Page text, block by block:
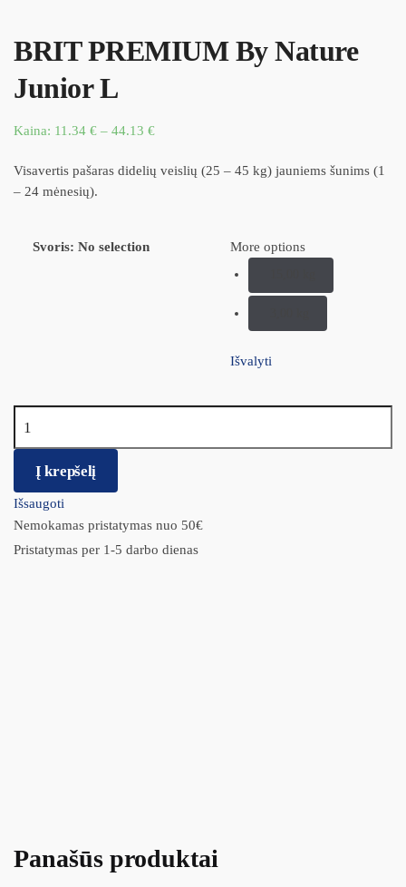
BRIT PREMIUM By Nature
Junior L
Kaina: 11.34 € – 44.13 €
Visavertis pašaras didelių veislių (25 – 45 kg) jauniems šunims (1
– 24 mėnesių).
Svoris: No selection More options
Išvalyti
Į krepšelį
Išsaugoti
Nemokamas pristatymas nuo 50€
Pristatymas per 1-5 darbo dienas
Panašūs produktai